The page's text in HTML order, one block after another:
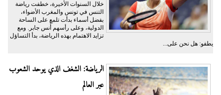
خلال السنوات الأخيرة، خطفت رياضة
التنس في تونس والمغرب الأضواء،
بفضل أسماء بدأت تلمع على الساحة
الدولية، وعلى رأسهم أُنس جابر. ومع
تزايد الاهتمام بهذه الرياضة، بدأ التساؤل
يطفو: هل نحن على...
الرياضة: الشغف الذي يوحد الشعوب
عبر العالم